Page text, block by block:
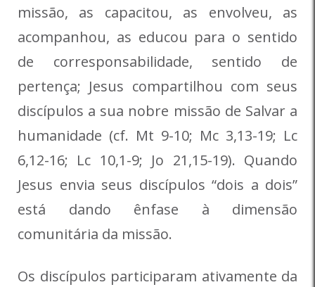
missão, as capacitou, as envolveu, as
acompanhou, as educou para o sentido
de corresponsabilidade, sentido de
pertença; Jesus compartilhou com seus
discípulos a sua nobre missão de Salvar a
humanidade (cf. Mt 9-10; Mc 3,13-19; Lc
6,12-16; Lc 10,1-9; Jo 21,15-19). Quando
Jesus envia seus discípulos “dois a dois”
está dando ênfase à dimensão
comunitária da missão.
Os discípulos participaram ativamente da